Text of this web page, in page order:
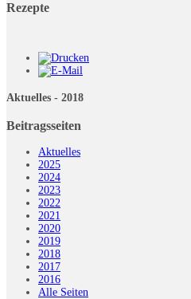
Rezepte
Aktuelles - 2018
Beitragsseiten
Aktuelles
2025
2024
2023
2022
2021
2020
2019
2018
2017
2016
Alle Seiten